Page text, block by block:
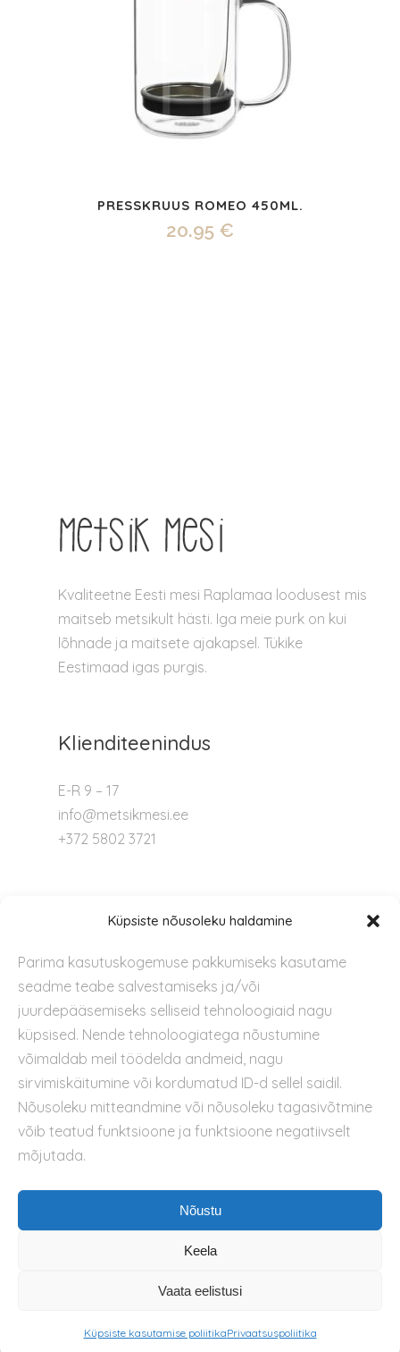
Küpsiste nõusoleku haldamine
Parima kasutuskogemuse pakkumiseks kasutame
seadme teabe salvestamiseks ja/või
juurdepääsemiseks selliseid tehnoloogiaid nagu
küpsised. Nende tehnoloogiatega nõustumine
võimaldab meil töödelda andmeid, nagu
sirvimiskäitumine või kordumatud ID-d sellel saidil.
Nõusoleku mitteandmine või nõusoleku tagasivõtmine
võib teatud funktsioone ja funktsioone negatiivselt
mõjutada.
Nõustu
Keela
Vaata eelistusi
Küpsiste kasutamise poliitikaPrivaatsuspoliitika
PRESSKRUUS ROMEO 450ML.
20.95 €
Kvaliteetne Eesti mesi Raplamaa loodusest mis
maitseb metsikult hästi. Iga meie purk on kui
lõhnade ja maitsete ajakapsel. Tükike
Eestimaad igas purgis.
Klienditeenindus
E-R 9 – 17
info@metsikmesi.ee
+372 5802 3721
Kontakt
Privaatsuspoliitika
Kasutustingimused
Küpsiste kasutamise poliitika